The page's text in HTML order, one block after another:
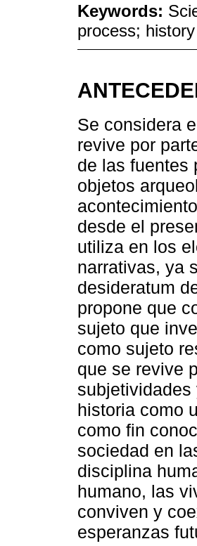
Keywords:
process;
Se considera
revive por
de las fuentes
objetos
desde el
utiliza en los
narrativas, ya
desideratum
propone que
sujeto que
como sujeto
que se revive
historia como
como fin
sociedad en
disciplina
humano, las
conviven y
esperanzas